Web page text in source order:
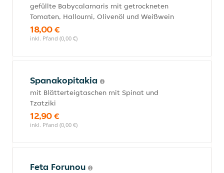
gefüllte Babycalamaris mit getrockneten
Tomaten, Halloumi, Olivenöl und Weißwein
18,00 €
inkl. Pfand (0,00 €)
Spanakopitakia
mit Blätterteigtaschen mit Spinat und
Tzatziki
12,90 €
inkl. Pfand (0,00 €)
Feta Forunou